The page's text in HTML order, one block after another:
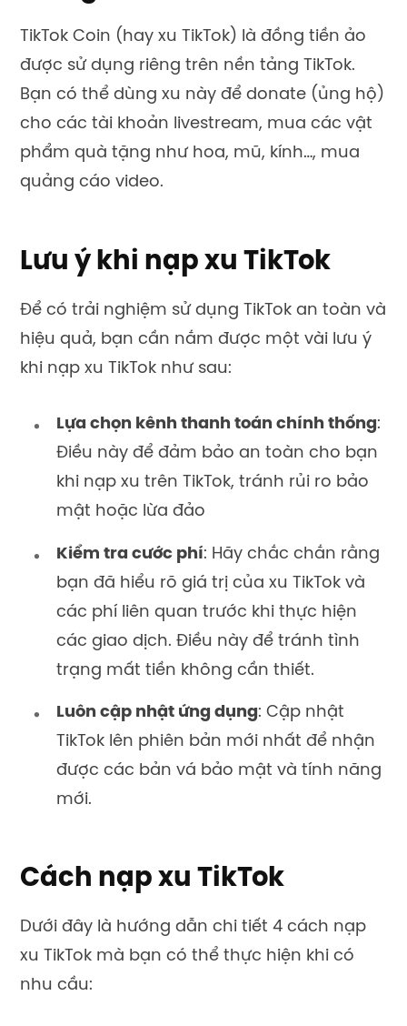
TikTok Coin (hay xu TikTok) là đồng tiền ảo
được sử dụng riêng trên nền tảng TikTok.
Bạn có thể dùng xu này để donate (ủng hộ)
cho các tài khoản livestream, mua các vật
phẩm quà tặng như hoa, mũ, kính…, mua
quảng cáo video.
Lưu ý khi nạp xu TikTok
Để có trải nghiệm sử dụng TikTok an toàn và
hiệu quả, bạn cần nắm được một vài lưu ý
khi nạp xu TikTok như sau:
Lựa chọn kênh thanh toán chính thống:
Điều này để đảm bảo an toàn cho bạn
khi nạp xu trên TikTok, tránh rủi ro bảo
mật hoặc lừa đảo
Kiểm tra cước phí: Hãy chắc chắn rằng
bạn đã hiểu rõ giá trị của xu TikTok và
các phí liên quan trước khi thực hiện
các giao dịch. Điều này để tránh tình
trạng mất tiền không cần thiết.
Luôn cập nhật ứng dụng: Cập nhật
TikTok lên phiên bản mới nhất để nhận
được các bản vá bảo mật và tính năng
mới.
Cách nạp xu TikTok
Dưới đây là hướng dẫn chi tiết 4 cách nạp
xu TikTok mà bạn có thể thực hiện khi có
nhu cầu: